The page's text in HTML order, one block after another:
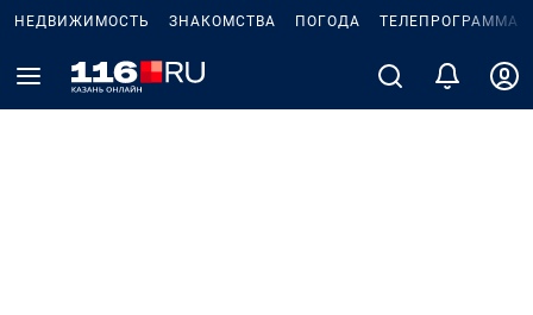
НЕДВИЖИМОСТЬ ЗНАКОМСТВА ПОГОДА ТЕЛЕПРОГРАММА